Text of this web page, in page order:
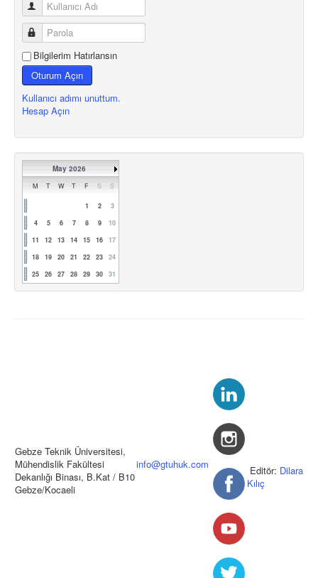
Bilgilerim Hatırlansın
Oturum Açın
Kullanıcı adımı unuttum.
Hesap Açın
May 2026
M T W T F S S
1 2
3
4
5 6 7 8 9
10
11
12 13 14 15 16
17
18
19 20 21 22 23
24
25
26 27 28 29 30 31
Gebze Teknik Üniversitesi,
Mühendislik Fakültesi
Dekanlığı Binası, B.Kat / B10
Gebze/Kocaeli
info@gtuhuk.com Editör: Dilara
Kılıç